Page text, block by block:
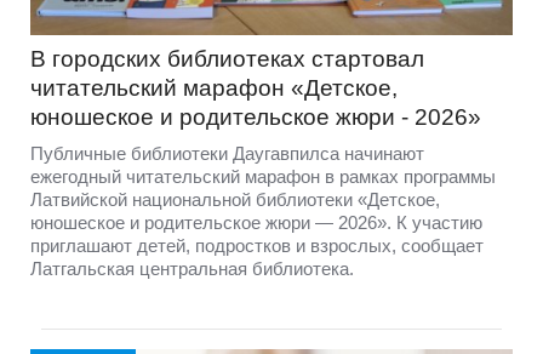
В городских библиотеках стартовал
читательский марафон «Детское,
юношеское и родительское жюри - 2026»
Публичные библиотеки Даугавпилса начинают
ежегодный читательский марафон в рамках программы
Латвийской национальной библиотеки «Детское,
юношеское и родительское жюри — 2026». К участию
приглашают детей, подростков и взрослых, сообщает
Латгальская центральная библиотека.